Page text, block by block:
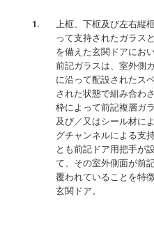
上框、下框及び左右縦
って支持されたガラス
を備えた玄関ドアにおい
前記ガラスは、室外側
に沿って配設されたス
された状態で組み合わ
枠によって前記複層ガ
及び／又はシール材に
グチャンネルによる支
とも前記ドア用把手が
て、その室外側面が前
覆われていることを特
玄関ドア。